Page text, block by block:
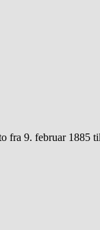
fra 9. februar 1885